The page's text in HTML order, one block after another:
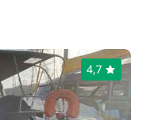
4,7